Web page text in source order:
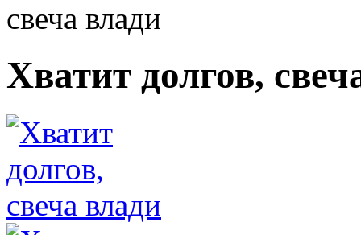
свеча влади
Хватит долгов,